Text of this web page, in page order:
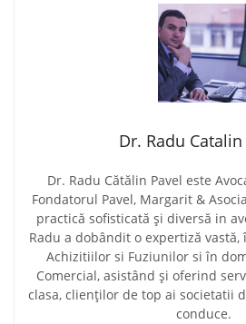
Dr. Radu Catalin
Dr. Radu Cătălin Pavel este
Fondatorul Pavel, Margarit &
practică sofisticată și diversă in
Radu a dobândit o expertiză
Achizitiilor si Fuziunilor si în
Comercial, asistând și oferind
clasa, clienților de top ai societatii
conduce.